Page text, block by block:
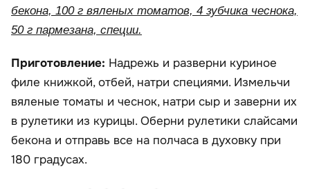
бекона, 100 г вяленых томатов, 4 зубчика чеснока,
50 г пармезана, специи.
Приготовление: Надрежь и разверни куриное
филе книжкой, отбей, натри специями. Измельчи
вяленые томаты и чеснок, натри сыр и заверни их
в рулетики из курицы. Оберни рулетики слайсами
бекона и отправь все на полчаса в духовку при
180 градусах.